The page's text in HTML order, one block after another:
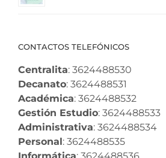
CONTACTOS TELEFÓNICOS
Centralita: 3624488530
Decanato: 3624488531
Académica: 3624488532
Gestión Estudio: 3624488533
Administrativa: 3624488534
Personal : 3624488535